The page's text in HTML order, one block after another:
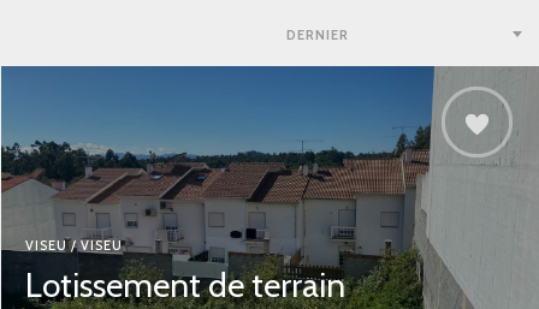
DERNIER
VISEU / VISEU
Lotissement de terrain